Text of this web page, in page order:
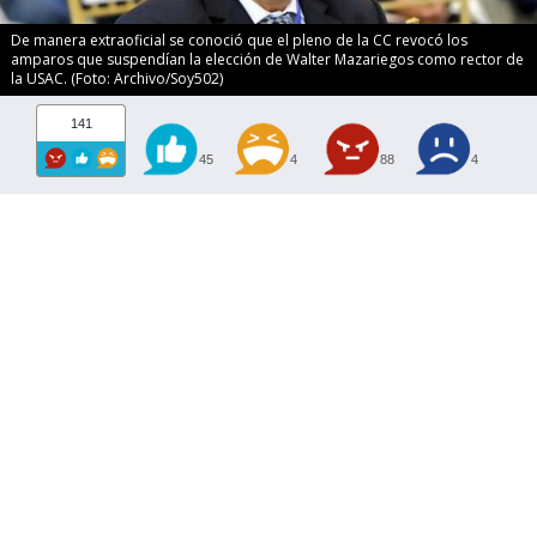
De manera extraoficial se conoció que el pleno de la CC revocó los
amparos que suspendían la elección de Walter Mazariegos como rector de
la USAC. (Foto: Archivo/Soy502)
141
45 4 88 4